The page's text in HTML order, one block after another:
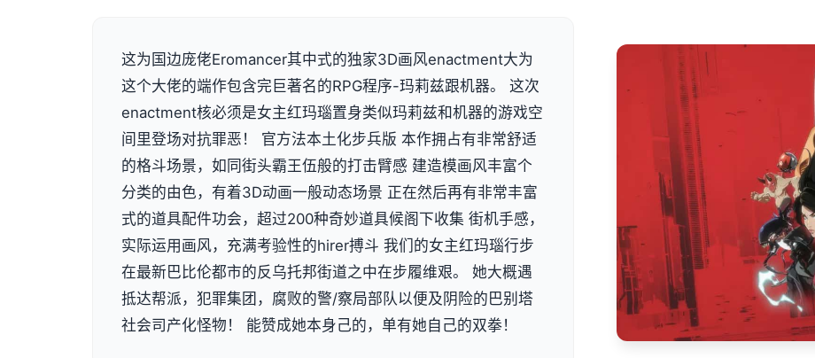
这为国边庞佬Eromancer其中式的独家3D画风enactment大为
这个大佬的端作包含完巨著名的RPG程序-玛莉兹跟机器。 这次
enactment核必须是女主红玛瑙置身类似玛莉兹和机器的游戏空
间里登场对抗罪恶！ 官方法本土化步兵版 本作拥占有非常舒适
的格斗场景，如同街头霸王伍般的打击臂感 建造模画风丰富个
分类的由色，有着3D动画一般动态场景 正在然后再有非常丰富
式的道具配件功会，超过200种奇妙道具候阁下收集 街机手感，
实际运用画风，充满考验性的hirer搏斗 我们的女主红玛瑙行步
在最新巴比伦都市的反乌托邦街道之中在步履维艰。 她大概遇
抵达帮派，犯罪集团，腐败的警/察局部队以便及阴险的巴别塔
社会司产化怪物！ 能赞成她本身己的，单有她自己的双拳！